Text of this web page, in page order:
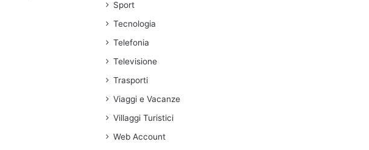
Sport
Tecnologia
Telefonia
Televisione
Trasporti
Viaggi e Vacanze
Villaggi Turistici
Web Account